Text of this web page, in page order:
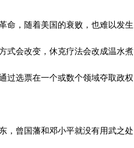
命，随着美国的衰败，也难以发生
式会改变，休克疗法会改成温水煮
过选票在一个或数个领域夺取政权
，曾国藩和邓小平就没有用武之处